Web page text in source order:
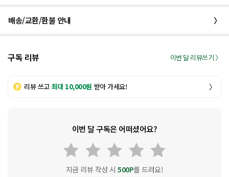
배송/교환/환불 안내 〉
구독 리뷰 이번 달 리뷰쓰기 〉
리뷰 쓰고 최대 10,000원 받아 가세요! 〉
이번 달 구독은 어떠셨어요?
지금 리뷰 작성 시500P를 드려요!